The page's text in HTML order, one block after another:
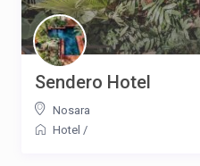
Sendero Hotel
Nosara
Hotel /